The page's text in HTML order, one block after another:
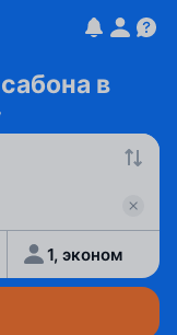
в
1, эконом